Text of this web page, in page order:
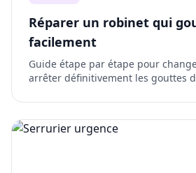
Réparer un robinet qui
facilement
Guide étape par étape pour
arrêter définitivement les gouttes